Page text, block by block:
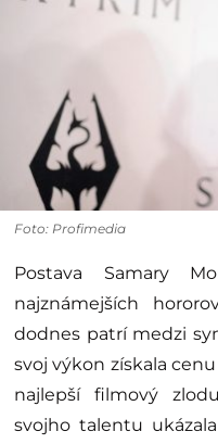
Foto: Profimedia
Postava Samary
najznámejších
dodnes patrí medzi
svoj výkon získala
najlepší filmový
svojho talentu